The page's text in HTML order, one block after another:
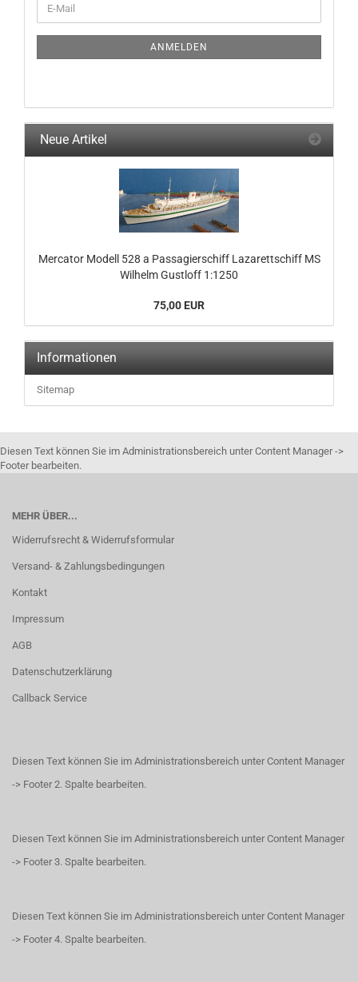
ZUR
E-
Mail
ANMELDEN
Neue Artikel
Mercator Modell 528 a Passagierschiff Lazarettschiff MS
Wilhelm Gustloff 1:1250
75,00 EUR
Informationen
Sitemap
Diesen Text können Sie im Administrationsbereich unter Content Manager ->
Footer bearbeiten.
MEHR ÜBER...
Widerrufsrecht & Widerrufsformular
Versand- & Zahlungsbedingungen
Kontakt
Impressum
AGB
Datenschutzerklärung
Callback Service
Diesen Text können Sie im Administrationsbereich unter Content Manager
-> Footer 2. Spalte bearbeiten.
Diesen Text können Sie im Administrationsbereich unter Content Manager
-> Footer 3. Spalte bearbeiten.
Diesen Text können Sie im Administrationsbereich unter Content Manager
-> Footer 4. Spalte bearbeiten.